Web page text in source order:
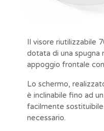
Il visore riutilizzabile
dotata di una spugna
appoggio frontale
Lo schermo,
è inclinabile fino ad
facilmente
necessario.